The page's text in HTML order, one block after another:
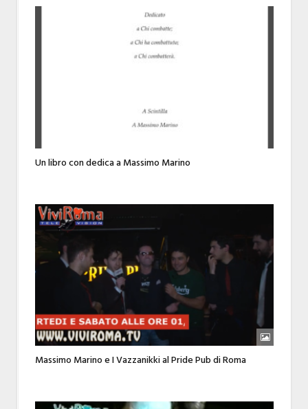
Un libro con dedica a Massimo Marino
Massimo Marino e I Vazzanikki al Pride Pub di Roma